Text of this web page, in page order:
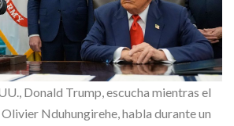
Donald Trump, escucha mientras el
Nduhungirehe, habla durante un